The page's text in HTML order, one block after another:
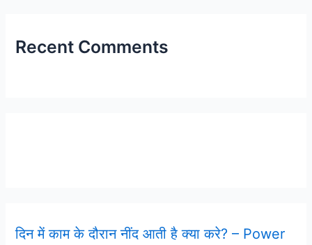
Recent Comments
दिन में काम के दौरान नींद आती है क्या करे? – Power